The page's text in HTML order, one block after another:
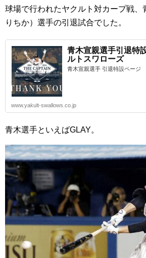
球場で行われたヤクルト対カープ戦、
りちか）選手の引退試合でした。
青木宣親選手引退特
ルトスワローズ
青木宣親選手 引退特設ページ
www.yakult-swallows.co.jp
青木選手といえばGLAY。